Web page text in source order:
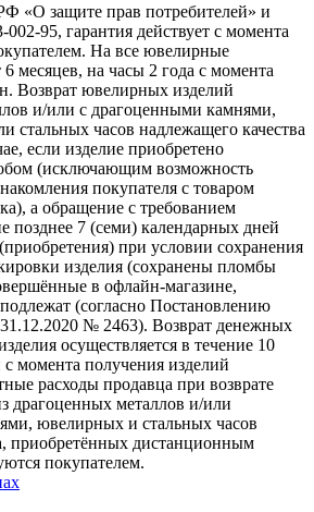
«О защите прав потребителей» и
95, гарантия действует с момента
На все ювелирные
6 месяцев, на часы 2 года с момента
Возврат ювелирных изделий
и/или с драгоценными камнями,
стальных часов надлежащего качества
если изделие приобретено
(исключающим возможность
покупателя с товаром
а обращение с требованием
позднее 7 (семи) календарных дней
при условии сохранения
изделия (сохранены пломбы
в офлайн-магазине,
(согласно Постановлению
№ 2463). Возврат денежных
осуществляется в течение 10
момента получения изделий
расходы продавца при возврате
драгоценных металлов и/или
ювелирных и стальных часов
приобретённых дистанционным
покупателем.